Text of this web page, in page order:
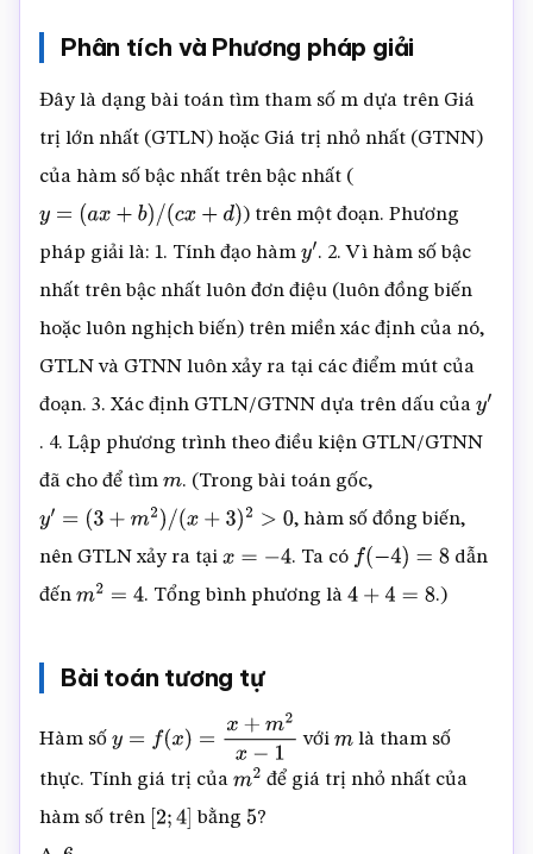
Phân tích và Phương pháp giải
Đây là dạng bài toán tìm tham số m dựa trên Giá
trị lớn nhất (GTLN) hoặc Giá trị nhỏ nhất (GTNN)
của hàm số bậc nhất trên bậc nhất (
y =( ax+b / (cx+d)
) trên một đoạn. Phương
pháp giải là: 1. Tính đạo hàm y . 2. Vì hàm số bậc
nhất trên bậc nhất luôn đơn điệu (luôn đồng biến
hoặc luôn nghịch biến) trên miền xác định của nó,
GTLN và GTNN luôn xảy ra tại các điểm mút của
đoạn. 3. Xác định GTLN/GTNN dựa trên dấu của y
. 4. Lập phương trình theo điều kiện GTLN/GTNN
đã cho để tìm m. (Trong bài toán gốc,
y =(3 +m )/( x+ 3)2 >
, hàm số đồng biến,
nên GTLN xảy ra tại x=− . Ta có f( − )= 8
dẫn
đến m2 =4 . Tổng bình phương là4+4 = 8 .)
Bài toán tương tự
Hàm số y x )=x x−1 với mlà tham số
thực. Tính giá trị của m2
để giá trị nhỏ nhất của
hàm số trên [2; 4] bằng 5?